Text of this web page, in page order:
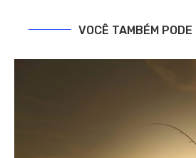
VOCÊ TAMBÉM PODE